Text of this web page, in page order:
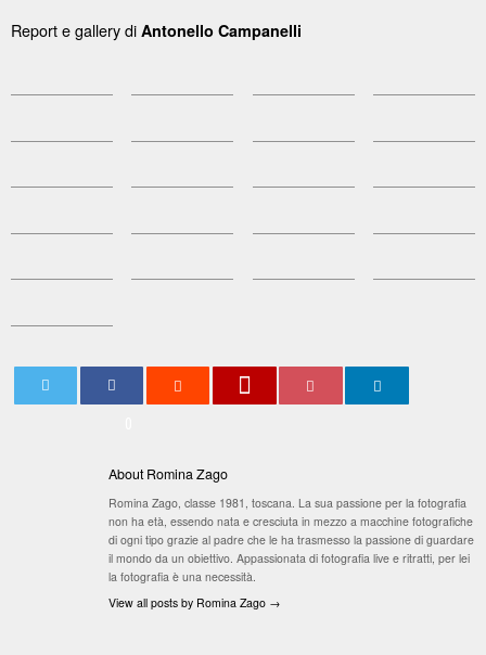
Report e gallery di Antonello Campanelli
About Romina Zago
Romina Zago, classe 1981, toscana. La sua passione per la fotografia
non ha età, essendo nata e cresciuta in mezzo a macchine fotografiche
di ogni tipo grazie al padre che le ha trasmesso la passione di guardare
il mondo da un obiettivo. Appassionata di fotografia live e ritratti, per lei
la fotografia è una necessità.
View all posts by Romina Zago →